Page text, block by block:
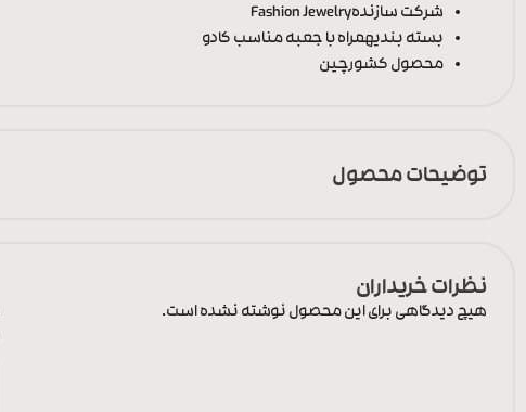
شرکت سازندهFashion Jewelry
بسته بندیهمراه با جعبه مناسب کادو
محصول کشورچین
توضیحات محصول
نظرات خریداران
هیچ دیدگاهی برای این محصول نوشته نشده است.